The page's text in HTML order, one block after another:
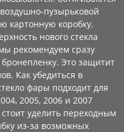
пузырьковой
картонную коробку.
нового стекла
рекомендуем сразу
Это защитит
Как убедиться в
фары подходит для
2005, 2006 и 2007
уделить переходным
из-за возможных